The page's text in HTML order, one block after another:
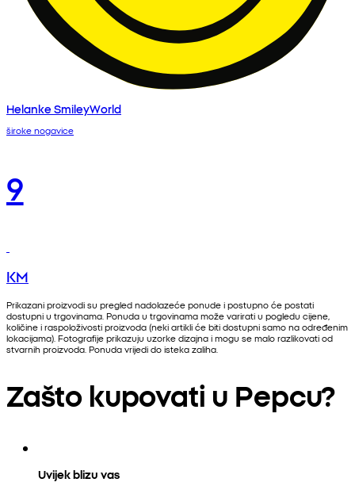
Helanke SmileyWorld
široke nogavice
9
KM
Prikazani proizvodi su pregled nadolazeće ponude i postupno će postati
dostupni u trgovinama. Ponuda u trgovinama može varirati u pogledu cijene,
količine i raspoloživosti proizvoda (neki artikli će biti dostupni samo na određenim
lokacijama). Fotografije prikazuju uzorke dizajna i mogu se malo razlikovati od
stvarnih proizvoda. Ponuda vrijedi do isteka zaliha.
Zašto kupovati u Pepcu?
Uvijek blizu vas